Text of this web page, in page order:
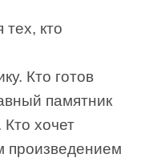
кто
Кто готов
памятник
хочет
произведением